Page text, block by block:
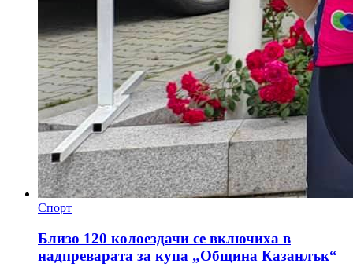
Спорт
Близо 120 колоездачи се включиха в
надпреварата за купа „Община Казанлък“